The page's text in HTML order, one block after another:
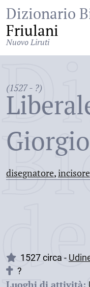
Dizionario
Friulani
Nuovo Liruti
(1527 - ?)
Giorgio
disegnatore,incisore
1527 circa -
?
Luoghi di attività: